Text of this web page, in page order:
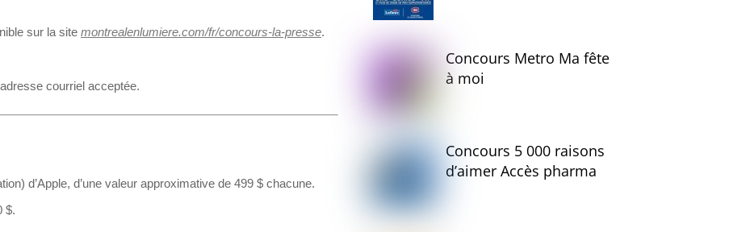
sur la site montrealenlumiere.com/fr/concours-la-presse.
courriel acceptée.
d’Apple, d’une valeur approximative de 499 $ chacune.
$.
Concours Metro Ma fête
à moi
Concours 5 000 raisons
d’aimer Accès pharma